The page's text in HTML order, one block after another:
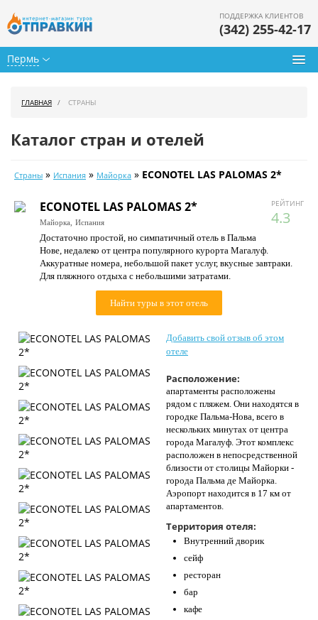
Пермь
ПОДДЕРЖКА КЛИЕНТОВ
(342) 255-42-17
Календарь туров
Цены дня
Страны
Как купить
Контакты
ГЛАВНАЯ СТРАНЫ
Каталог стран и отелей
Страны » Испания » Майорка » ECONOTEL LAS PALOMAS 2*
РЕЙТИНГ
4.3
ECONOTEL LAS PALOMAS 2*
Майорка, Испания
Достаточно простой, но симпатичный отель в Пальма
Нове, недалеко от центра популярного курорта Магалуф.
Аккуратные номера, небольшой пакет услуг, вкусные завтраки.
Для пляжного отдыха с небольшими затратами.
Найти туры в этот отель
Добавить свой отзыв об этом
отеле
Расположение:
апартаменты расположены
рядом с пляжем. Они находятся в
городке Пальма-Нова, всего в
нескольких минутах от центра
города Магалуф. Этот комплекс
расположен в непосредственной
близости от столицы Майорки -
города Пальма де Майорка.
Аэропорт находится в 17 км от
апартаментов.
Территория отеля:
Внутренний дворик
сейф
ресторан
бар
кафе